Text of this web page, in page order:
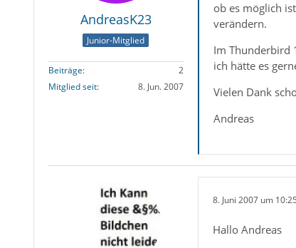
AndreasK23
Junior-Mitglied
Beiträge
2
Mitglied seit
8. Jun. 2007
ob es möglich
verändern.
Im Thunderbird
ich hätte es
Vielen Dank
Andreas
8. Juni 2007 um 10:25
Hallo Andreas